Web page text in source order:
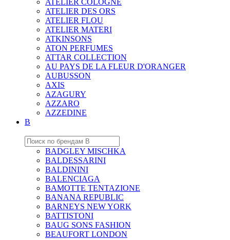
ATELIER COLOGNE
ATELIER DES ORS
ATELIER FLOU
ATELIER MATERI
ATKINSONS
ATON PERFUMES
ATTAR COLLECTION
AU PAYS DE LA FLEUR D'ORANGER
AUBUSSON
AXIS
AZAGURY
AZZARO
AZZEDINE
B
BADGLEY MISCHKA
BALDESSARINI
BALDININI
BALENCIAGA
BAMOTTE TENTAZIONE
BANANA REPUBLIC
BARNEYS NEW YORK
BATTISTONI
BAUG SONS FASHION
BEAUFORT LONDON